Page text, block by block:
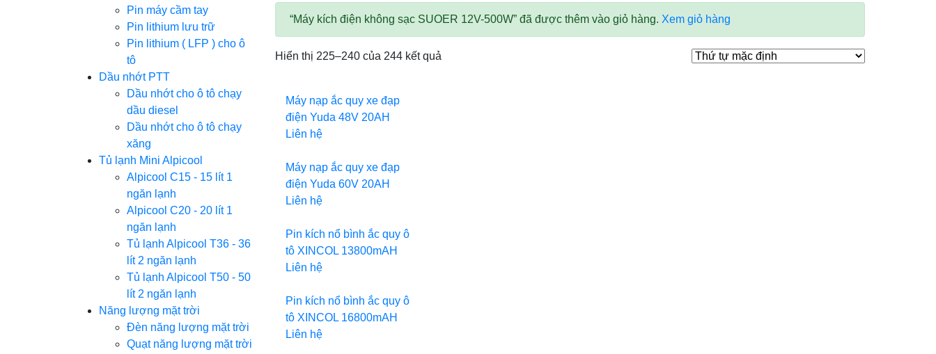
Pin máy cầm tay
Pin lithium lưu trữ
Pin lithium ( LFP ) cho ô
tô
Dầu nhớt PTT
Dầu nhớt cho ô tô chạy
dầu diesel
Dầu nhớt cho ô tô chạy
xăng
Tủ lạnh Mini Alpicool
Alpicool C15 - 15 lít 1
ngăn lạnh
Alpicool C20 - 20 lít 1
ngăn lạnh
Tủ lạnh Alpicool T36 - 36
lít 2 ngăn lạnh
Tủ lạnh Alpicool T50 - 50
lít 2 ngăn lạnh
Năng lượng mặt trời
Đèn năng lượng mặt trời
Quạt năng lượng mặt trời
“Máy kích điện không sạc SUOER 12V-500W” đã được thêm vào giỏ hàng. Xem giỏ hàng
Hiển thị 225–240 của 244 kết quả
Máy nạp ắc quy xe đạp
điện Yuda 48V 20AH
Liên hệ
Máy nạp ắc quy xe đạp
điện Yuda 60V 20AH
Liên hệ
Pin kích nổ bình ắc quy ô
tô XINCOL 13800mAH
Liên hệ
Pin kích nổ bình ắc quy ô
tô XINCOL 16800mAH
Liên hệ